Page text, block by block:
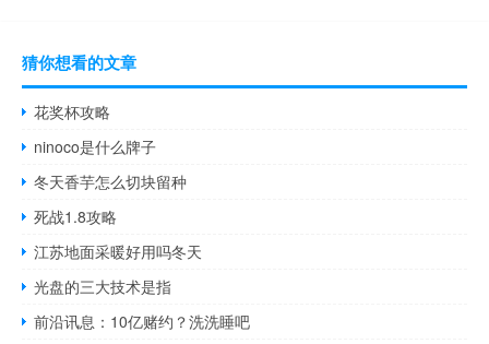
猜你想看的文章
花奖杯攻略
ninoco是什么牌子
冬天香芋怎么切块留种
死战1.8攻略
江苏地面采暖好用吗冬天
光盘的三大技术是指
前沿讯息：10亿赌约？洗洗睡吧